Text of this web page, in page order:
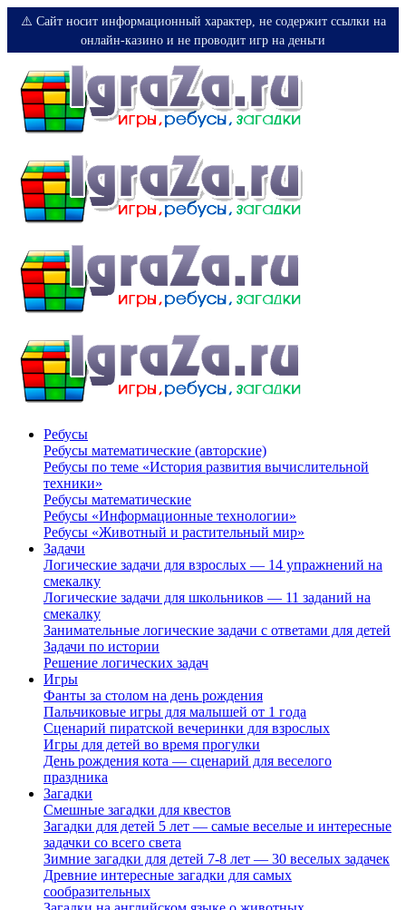
⚠️ Сайт носит информационный характер, не содержит ссылки на
онлайн-казино и не проводит игр на деньги
Ребусы
Ребусы математические (авторские)
Ребусы по теме «История развития вычислительной
техники»
Ребусы математические
Ребусы «Информационные технологии»
Ребусы «Животный и растительный мир»
Задачи
Логические задачи для взрослых — 14 упражнений на
смекалку
Логические задачи для школьников — 11 заданий на
смекалку
Занимательные логические задачи с ответами для детей
Задачи по истории
Решение логических задач
Игры
Фанты за столом на день рождения
Пальчиковые игры для малышей от 1 года
Сценарий пиратской вечеринки для взрослых
Игры для детей во время прогулки
День рождения кота — сценарий для веселого
праздника
Загадки
Смешные загадки для квестов
Загадки для детей 5 лет — самые веселые и интересные
задачки со всего света
Зимние загадки для детей 7-8 лет — 30 веселых задачек
Древние интересные загадки для самых
сообразительных